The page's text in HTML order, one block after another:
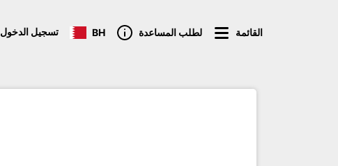
تسجيل الدخول BH لطلب المساعدة القائمة